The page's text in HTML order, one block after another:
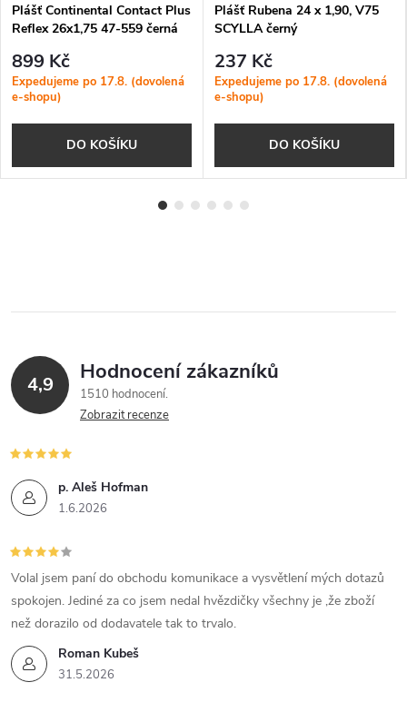
Plášť Continental Contact Plus
Reflex 26x1,75 47-559 černá
899 Kč
Expedujeme po 17.8. (dovolená
e-shopu)
DO KOŠÍKU
Plášť Rubena 24 x 1,90, V75
SCYLLA černý
237 Kč
Expedujeme po 17.8. (dovolená
e-shopu)
DO KOŠÍKU
4,9 Hodnocení zákazníků
1510 hodnocení
Zobrazit recenze
p. Aleš Hofman
1.6.2026
Roman Kubeš
31.5.2026
Volal jsem paní do obchodu komunikace a vysvětlení mých dotazů
spokojen. Jediné za co jsem nedal hvězdičky všechny je ,že zboží
než dorazilo od dodavatele tak to trvalo.